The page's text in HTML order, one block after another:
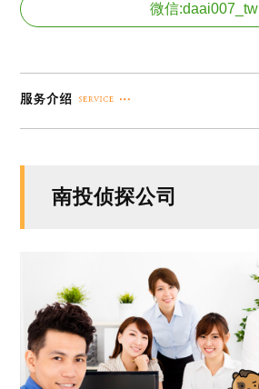
微信:daai007_tw
南投侦探公司